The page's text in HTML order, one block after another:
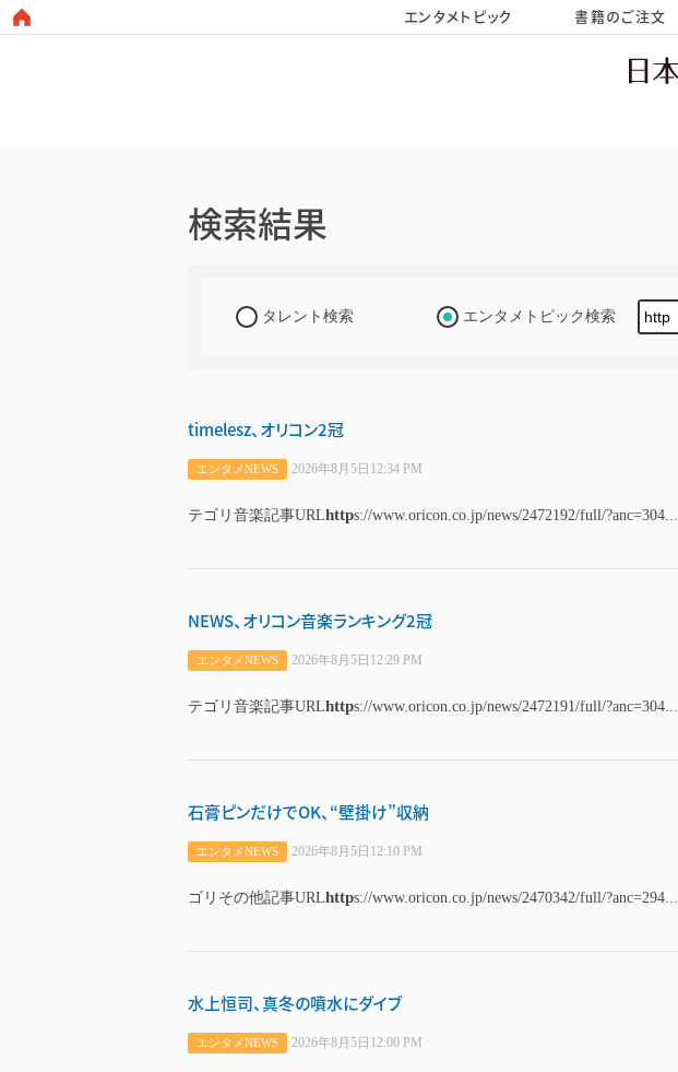
エンタメトピック 書籍のご注文
検索結果
タレント検索 エンタメトピック検索
timelesz、オリコン2冠
エンタメNEWS 2026年8月5日12:34 PM
テゴリ音楽記事URLhttps://www.oricon.co.jp/news/2472192/full/?anc=304...
NEWS、オリコン音楽ランキング2冠
エンタメNEWS 2026年8月5日12:29 PM
テゴリ音楽記事URLhttps://www.oricon.co.jp/news/2472191/full/?anc=304...
石膏ピンだけでOK、“壁掛け”収納
エンタメNEWS 2026年8月5日12:10 PM
ゴリその他記事URLhttps://www.oricon.co.jp/news/2470342/full/?anc=294...
水上恒司、真冬の噴水にダイブ
エンタメNEWS 2026年8月5日12:00 PM